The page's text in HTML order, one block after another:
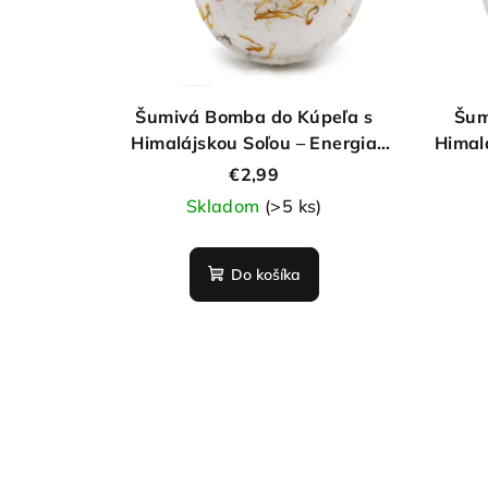
Šumivá Bomba do Kúpeľa s
Himalájskou Soľou – Energia
180g
€2,99
Skladom (>5 ks)
Do košíka